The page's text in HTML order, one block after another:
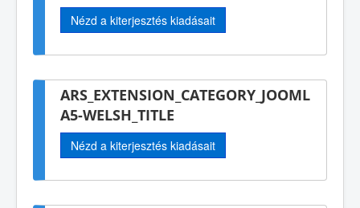
Nézd a kiterjesztés kiadásait
ARS_EXTENSION_CATEGORY_JOOML
A5-WELSH_TITLE
Nézd a kiterjesztés kiadásait